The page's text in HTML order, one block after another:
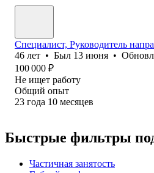
Специалист, Руководитель
46 лет • Был 13 июня •
100 000 ₽
Не ищет работу
Общий опыт
23 года 10 месяцев
Быстрые фильтры
Частичная занятость